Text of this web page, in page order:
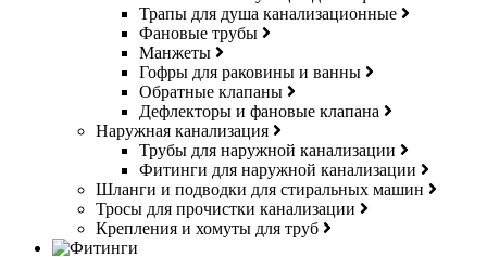
Трапы для душа канализационные
Фановые трубы
Манжеты
Гофры для раковины и ванны
Обратные клапаны
Дефлекторы и фановые клапана
Наружная канализация
Трубы для наружной канализации
Фитинги для наружной канализации
Шланги и подводки для стиральных машин
Тросы для прочистки канализации
Крепления и хомуты для труб